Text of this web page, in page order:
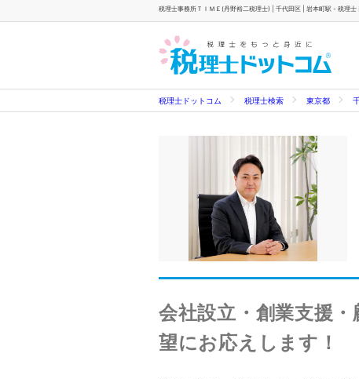
税理士事務所ＴＩＭＥ(丹野裕二税理士) | 千代田区 | 岩本町駅 - 税理士
税理士ドットコム 税理士検索 東京都
会社設立・創業支援
望にお応えします！